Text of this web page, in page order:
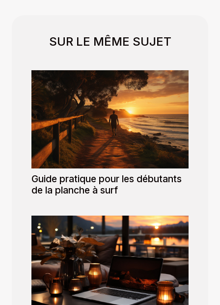
SUR LE MÊME SUJET
Guide pratique pour les débutants
de la planche à surf